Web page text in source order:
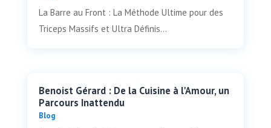
La Barre au Front : La Méthode Ultime pour des
Triceps Massifs et Ultra Définis...
Benoist Gérard : De la Cuisine à l'Amour, un
Parcours Inattendu
Blog